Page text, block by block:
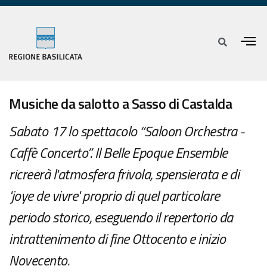
Musiche da salotto a Sasso di Castalda
Sabato 17 lo spettacolo “Saloon Orchestra -
Caffè Concerto”. Il Belle Epoque Ensemble
ricreerà l'atmosfera frivola, spensierata e di
'joye de vivre' proprio di quel particolare
periodo storico, eseguendo il repertorio da
intrattenimento di fine Ottocento e inizio
Novecento.